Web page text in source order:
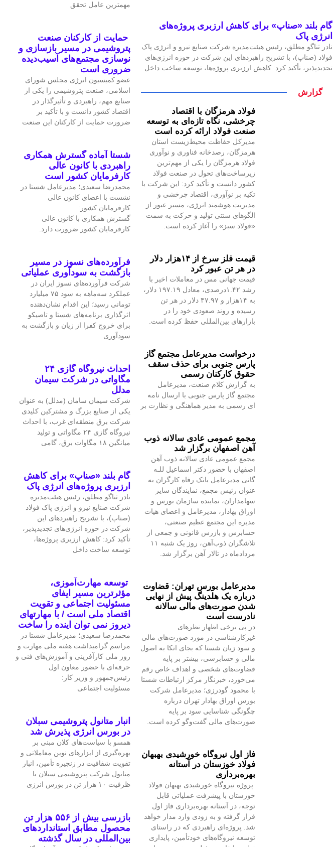
گام بلند «صناپ» برای کاهش ارزبری پروژه‌های
انرژی پاک
نادر ثناگو مطلق، رئیس هیئت‌مدیره شرکت صنایع نیرو و انرژی پاک
فولاد (صناپ)، با تشریح راهبردهای این شرکت در حوزه انرژی‌های
تجدیدپذیر، تأکید کرد: کاهش ارزبری پروژه‌ها، توسعه ساخت داخل
گزارش
فولاد هرمزگان با اقتصاد
چرخشی، نگاه تازه‌ای به توسعه
صنعت فولاد ارائه کرده است
مدیرکل حفاظت محیط‌زیست استان
هرمزگان، رصدخانه فناوری و نوآوری
فولاد هرمزگان را یکی از مهم‌ترین
زیرساخت‌های تحول در صنعت فولاد
کشور دانست و تأکید کرد: این شرکت با
تکیه بر نوآوری، اقتصاد چرخشی و
مدیریت هوشمند انرژی، مسیر عبور از
الگوهای سنتی تولید و حرکت به سمت
«فولاد سبز» را آغاز کرده است.
قیمت فلز سرخ از ۱۴هزار دلار
در هر تن عبور کرد
قیمت جهانی مس در معاملات اخیر با
رشد ۱.۴۲درصدی، معادل ۱۹۷.۱۹ دلار،
به ۱۴هزار و ۴۷.۹۷ دلار در هر تن
رسیده و روند صعودی خود را در
بازارهای بین‌المللی حفظ کرده است.
درخواست مدیرعامل مجتمع گاز
پارس جنوبی برای حذف سقف
حقوق کارکنان رسمی
به گزارش کلام صنعت، مدیرعامل
مجتمع گاز پارس جنوبی با ارسال نامه
ای رسمی به مدیر هماهنگی و نظارت بر
مجمع عمومی عادی سالانه ذوب
آهن اصفهان برگزار شد
مجمع عمومی عادی سالانه ذوب آهن
اصفهان با حضور دکتر اسماعیل للـه
گانی مدیرعامل بانک رفاه کارگران به
عنوان رئیس مجمع، نمایندگان سایر
سهامداران، نماینده سازمان بورس و
اوراق بهادار، مدیرعامل و اعضای هیات
مدیره این مجتمع عظیم صنعتی،
حسابرس و بازرس قانونی و جمعی از
تلاشگران ذوب‌آهن، روز یک شنبه ۱۱
مردادماه در تالار آهن برگزار شد.
مدیرعامل بورس تهران: قضاوت
درباره یک هلدینگ پیش از نهایی
شدن صورت‌های مالی سالانه
نادرست است
در پی برخی اظهار نظرهای
غیرکارشناسی در مورد صورت‌های مالی
و سود زیان شستا که بجای اتکا به اصول
مالی و حسابرسی، بیشتر بر پایه
قضاوت‌‌های شخصی و اهداف خاص رقم
می‌خورد، خبرنگار مرکز ارتباطات شستا
با محمود گودرزی؛ مدیرعامل شرکت
بورس اوراق بهادار تهران درباره
چگونگی شناسایی سود بر پایه
صورت‌های مالی گفت‌وگو کرده است.
فاز اول نیروگاه خورشیدی بهبهان
فولاد خوزستان در آستانه
بهره‌برداری
پروژه نیروگاه خورشیدی بهبهان فولاد
خوزستان با پیشرفت عملیاتی قابل‌
توجه، در آستانه بهره‌برداری فاز اول
قرار گرفته و به‌ زودی وارد مدار خواهد
شد. پروژه‌ای راهبردی که در راستای
توسعه نیروگاه‌های خودتأمین، پایداری
مهمترین عامل تحقق
حمایت از کارکنان صنعت
پتروشیمی در مسیر بازسازی و
نوسازی مجتمع‌های آسیب‌دیده
ضروری است
عضو کمیسیون انرژی مجلس شورای
اسلامی، صنعت پتروشیمی را یکی از
صنایع مهم، راهبردی و تأثیرگذار در
اقتصاد کشور دانست و با تأکید بر
ضرورت حمایت از کارکنان این صنعت
شستا آماده گسترش همکاری
راهبردی با کانون عالی
کارفرمایان کشور است
محمدرضا سعیدی؛ مدیرعامل شستا در
نشست با اعضای کانون عالی
کارفرمایان کشور:
گسترش همکاری با کانون عالی
کارفرمایان کشور ضرورت دارد.
فرآورده‌های نسوز در مسیر
بازگشت به سودآوری عملیاتی
شرکت فرآورده‌های نسوز ایران در
عملکرد سه‌ماهه به سود ۷۵ میلیارد
تومانی رسید؛ این اقدام نشان‌دهنده
اثرگذاری برنامه‌های شستا و تاصیکو
برای خروج کفرا از زیان و بازگشت به
سودآوری
احداث نیروگاه گازی ۲۴
مگاواتی در شرکت سیمان
مدلل
شرکت سیمان سامان (مدلل) به عنوان
یکی از صنایع بزرگ و مشترکین کلیدی
شرکت برق منطقه‌ای غرب، با احداث
نیروگاه گازی ۲۴ مگاواتی و تولید
میانگین ۱۸ مگاوات برق، گامی
گام بلند «صناپ» برای کاهش
ارزبری پروژه‌های انرژی پاک
نادر ثناگو مطلق، رئیس هیئت‌مدیره
شرکت صنایع نیرو و انرژی پاک فولاد
(صناپ)، با تشریح راهبردهای این
شرکت در حوزه انرژی‌های تجدیدپذیر،
تأکید کرد: کاهش ارزبری پروژه‌ها،
توسعه ساخت داخل
توسعه مهارت‌آموزی،
مؤثرترین مسیر ایفای
مسئولیت اجتماعی و تقویت
اقتصاد ملی است / با مهارتهای
دیروز نمی توان اینده را ساخت
محمدرضا سعیدی؛ مدیرعامل شستا در
مراسم گرامیداشت هفته ملی مهارت و
روز ملی کارآفرینی و آموزش‌های فنی و
حرفه‌ای با حضور معاون اول
رئیس‌جمهور و وزیر کار:
مسئولیت اجتماعی
انبار متانول پتروشیمی سبلان
در بورس انرژی پذیرش شد
همسو با سیاست‌های کلان مبنی بر
بهره‌گیری از ابزارهای نوین معاملاتی و
تقویت شفافیت در زنجیره تأمین، انبار
متانول شرکت پتروشیمی سبلان با
ظرفیت ۱۰ هزار تن در بورس انرژی
بازرسی بیش از ۵۵۶ هزار تن
محصول مطابق استانداردهای
بین‌المللی در سال گذشته